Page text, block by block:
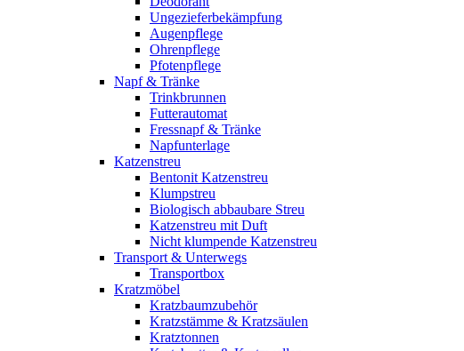
Ungezieferbekämpfung
Augenpflege
Ohrenpflege
Pfotenpflege
Napf & Tränke
Trinkbrunnen
Futterautomat
Fressnapf & Tränke
Napfunterlage
Katzenstreu
Bentonit Katzenstreu
Klumpstreu
Biologisch abbaubare Streu
Katzenstreu mit Duft
Nicht klumpende Katzenstreu
Transport & Unterwegs
Transportbox
Kratzmöbel
Kratzbaumzubehör
Kratzstämme & Kratzsäulen
Kratztonnen